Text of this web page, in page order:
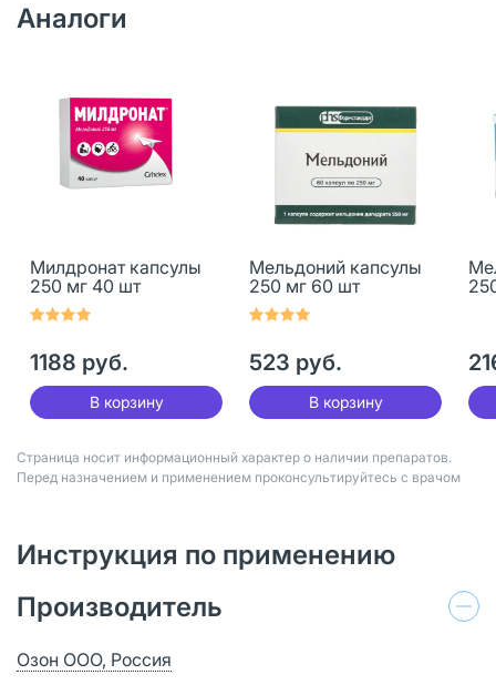
Аналоги
Милдронат капсулы
250 мг 40 шт
1188 руб.
В корзину
Мельдоний капсулы
250 мг 60 шт
523 руб.
В корзину
Страница носит информационный характер о наличии препаратов.
Перед назначением и применением проконсультируйтесь с врачом
Инструкция по применению
Производитель
Озон ООО, Россия